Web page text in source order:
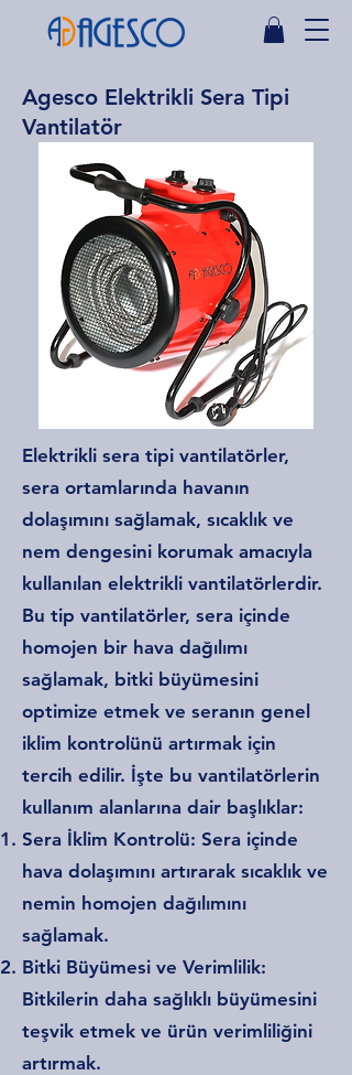
Agesco Elektrikli Sera Tipi
Vantilatör
Elektrikli sera tipi vantilatörler,
sera ortamlarında havanın
dolaşımını sağlamak, sıcaklık ve
nem dengesini korumak amacıyla
kullanılan elektrikli vantilatörlerdir.
Bu tip vantilatörler, sera içinde
homojen bir hava dağılımı
sağlamak, bitki büyümesini
optimize etmek ve seranın genel
iklim kontrolünü artırmak için
tercih edilir. İşte bu vantilatörlerin
kullanım alanlarına dair başlıklar:
Sera İklim Kontrolü: Sera içinde
hava dolaşımını artırarak sıcaklık ve
nemin homojen dağılımını
sağlamak.
Bitki Büyümesi ve Verimlilik:
Bitkilerin daha sağlıklı büyümesini
teşvik etmek ve ürün verimliliğini
artırmak.